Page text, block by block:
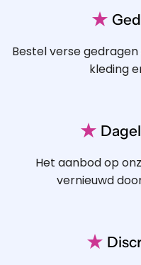
★
Bestel verse
kleding
★
Het aanbod op
vernieuwd
★